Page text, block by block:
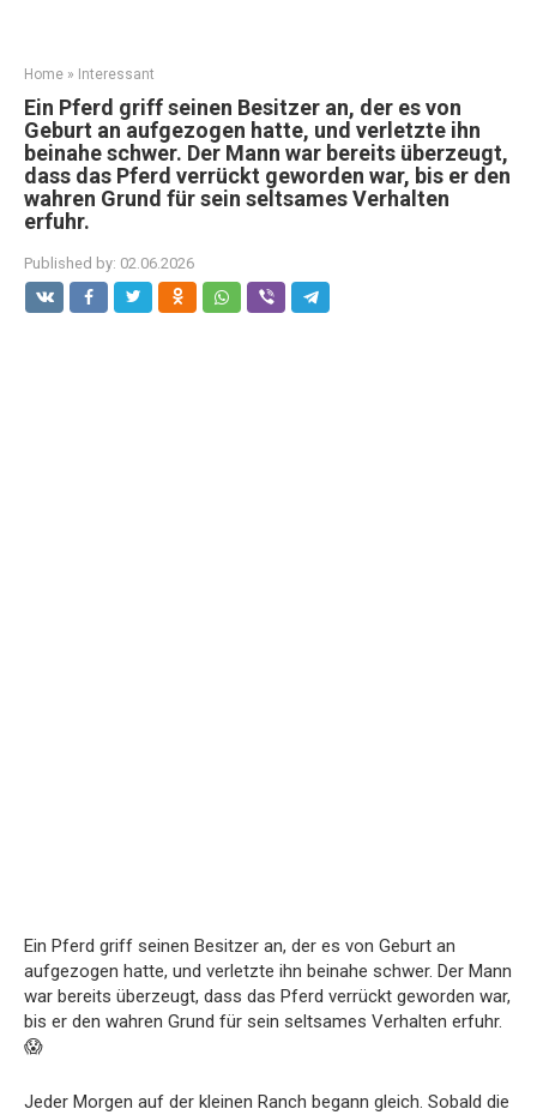
Home » Interessant
Ein Pferd griff seinen Besitzer an, der es von
Geburt an aufgezogen hatte, und verletzte ihn
beinahe schwer. Der Mann war bereits überzeugt,
dass das Pferd verrückt geworden war, bis er den
wahren Grund für sein seltsames Verhalten
erfuhr.
Published by: 02.06.2026
Ein Pferd griff seinen Besitzer an, der es von Geburt an
aufgezogen hatte, und verletzte ihn beinahe schwer. Der Mann
war bereits überzeugt, dass das Pferd verrückt geworden war,
bis er den wahren Grund für sein seltsames Verhalten erfuhr.
😱
Jeder Morgen auf der kleinen Ranch begann gleich. Sobald die